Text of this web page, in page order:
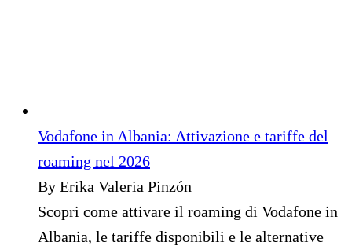
Vodafone in Albania: Attivazione e tariffe del
roaming nel 2026
By Erika Valeria Pinzón
Scopri come attivare il roaming di Vodafone in
Albania, le tariffe disponibili e le alternative